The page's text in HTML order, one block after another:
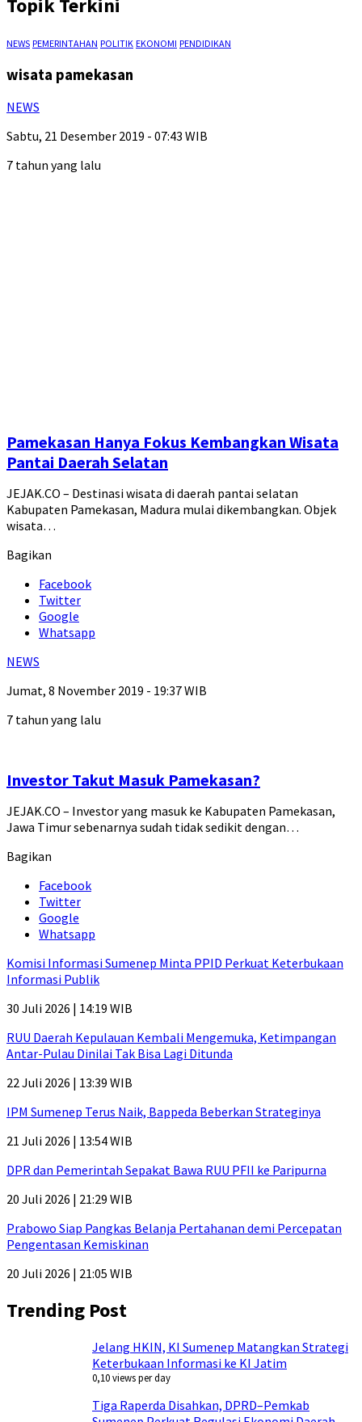
Topik Terkini
NEWS PEMERINTAHAN POLITIK EKONOMI PENDIDIKAN
wisata pamekasan
NEWS
Sabtu, 21 Desember 2019 - 07:43 WIB
7 tahun yang lalu
Pamekasan Hanya Fokus Kembangkan Wisata
Pantai Daerah Selatan
JEJAK.CO – Destinasi wisata di daerah pantai selatan
Kabupaten Pamekasan, Madura mulai dikembangkan. Objek
wisata…
Bagikan
Facebook
Twitter
Google
Whatsapp
NEWS
Jumat, 8 November 2019 - 19:37 WIB
7 tahun yang lalu
Investor Takut Masuk Pamekasan?
JEJAK.CO – Investor yang masuk ke Kabupaten Pamekasan,
Jawa Timur sebenarnya sudah tidak sedikit dengan…
Bagikan
Facebook
Twitter
Google
Whatsapp
Komisi Informasi Sumenep Minta PPID Perkuat Keterbukaan
Informasi Publik
30 Juli 2026 | 14:19 WIB
RUU Daerah Kepulauan Kembali Mengemuka, Ketimpangan
Antar-Pulau Dinilai Tak Bisa Lagi Ditunda
22 Juli 2026 | 13:39 WIB
IPM Sumenep Terus Naik, Bappeda Beberkan Strateginya
21 Juli 2026 | 13:54 WIB
DPR dan Pemerintah Sepakat Bawa RUU PFII ke Paripurna
20 Juli 2026 | 21:29 WIB
Prabowo Siap Pangkas Belanja Pertahanan demi Percepatan
Pengentasan Kemiskinan
20 Juli 2026 | 21:05 WIB
Trending Post
Jelang HKIN, KI Sumenep Matangkan Strategi
Keterbukaan Informasi ke KI Jatim
0,10 views per day
Tiga Raperda Disahkan, DPRD–Pemkab